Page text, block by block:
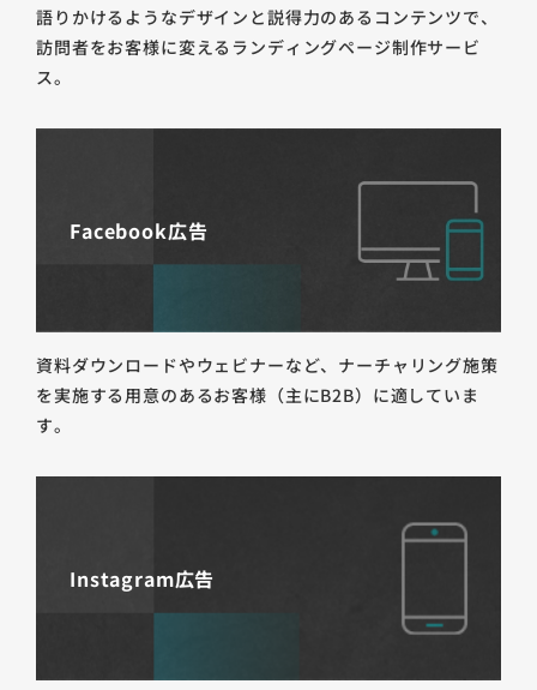
語りかけるようなデザインと説得力のあるコンテンツで、
訪問者をお客様に変えるランディングページ制作サービ
ス。
Facebook広告
資料ダウンロードやウェビナーなど、ナーチャリング施策
を実施する用意のあるお客様（主にB2B）に適していま
す。
Instagram広告